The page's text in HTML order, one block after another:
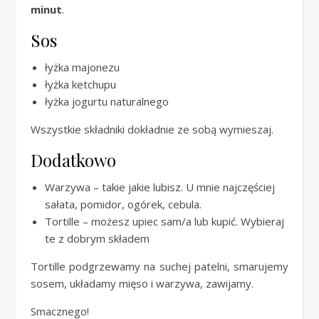
minut.
Sos
łyżka majonezu
łyżka ketchupu
łyżka jogurtu naturalnego
Wszystkie składniki dokładnie ze sobą wymieszaj.
Dodatkowo
Warzywa – takie jakie lubisz. U mnie najczęściej
sałata, pomidor, ogórek, cebula.
Tortille – możesz upiec sam/a lub kupić. Wybieraj
te z dobrym składem
Tortille podgrzewamy na suchej patelni, smarujemy
sosem, układamy mięso i warzywa, zawijamy.
Smacznego!